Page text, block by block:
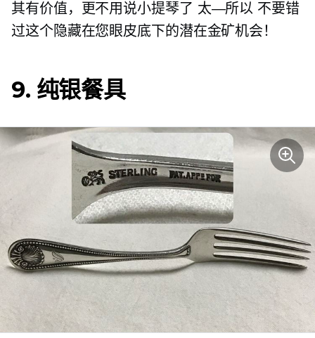
其有价值，更不用说小提琴了 太—所以 不要错
过这个隐藏在您眼皮底下的潜在金矿机会！
9. 纯银餐具